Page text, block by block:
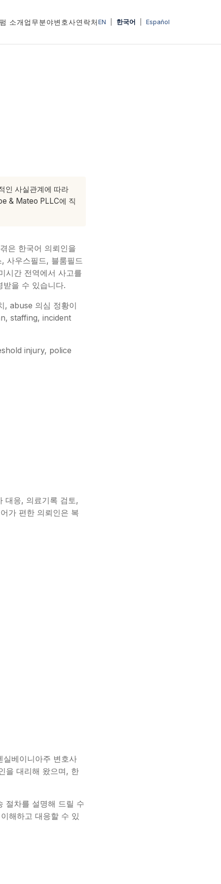
소개 업무분야변호사연락처 EN 한국어 Español
인 사실관계에 따라
& Mateo PLLC에 직
은 한국어 의뢰인을
사우스필드, 블룸필드
시간 전역에서 사고를
을 수 있습니다.
, abuse 의심 정황이
staffing, incident
injury, police
대응, 의료기록 검토,
가 편한 의뢰인은 복
베이니아주 변호사
을 대리해 왔으며, 한
절차를 설명해 드릴 수
해하고 대응할 수 있